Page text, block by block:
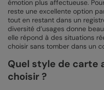
émotion plus affectueuse.
reste une excellente option
tout en restant dans un
diversité d’usages donne
elle répond à des situations
choisir sans tomber dans un
Quel style de carte
choisir ?